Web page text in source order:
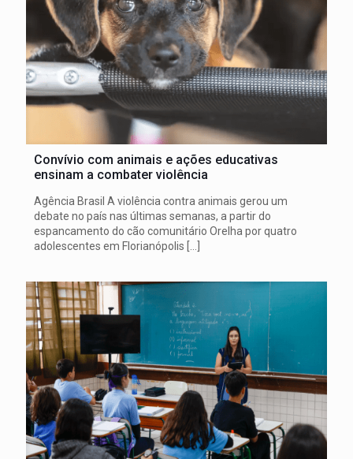
Convívio com animais e ações educativas
ensinam a combater violência
Agência Brasil A violência contra animais gerou um
debate no país nas últimas semanas, a partir do
espancamento do cão comunitário Orelha por quatro
adolescentes em Florianópolis